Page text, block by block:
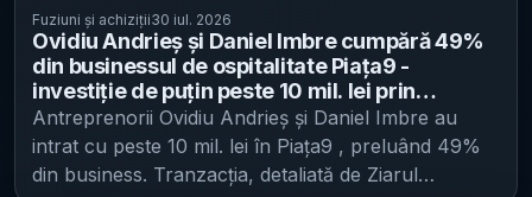
tranzacției sau despre aprobări de reglementare,
dacă sunt necesare.[...]
de a identifica „cea mai bună soluție strategică”
pentru grup. Prin această inițiativă, TeraPlast își
propune: diversificarea bazei de capital; reducerea
gradului de îndatorare; creșterea eficienței
operaționale. În ce stadiu este procesul și ce
urmează Compania precizează că procesul este la
Fuziuni și achiziții30 iul. 2026
Ovidiu Andrieș și Daniel Imbre cumpără 49%
din businessul de ospitalitate Piața9 -
investiție de puțin peste 10 mil. lei prin
conversia unui împrumut și aport suplimentar
Antreprenorii Ovidiu Andrieș și Daniel Imbre au
intrat cu peste 10 mil. lei în Piața9 , preluând 49%
din business. Tranzacția, detaliată de Ziarul